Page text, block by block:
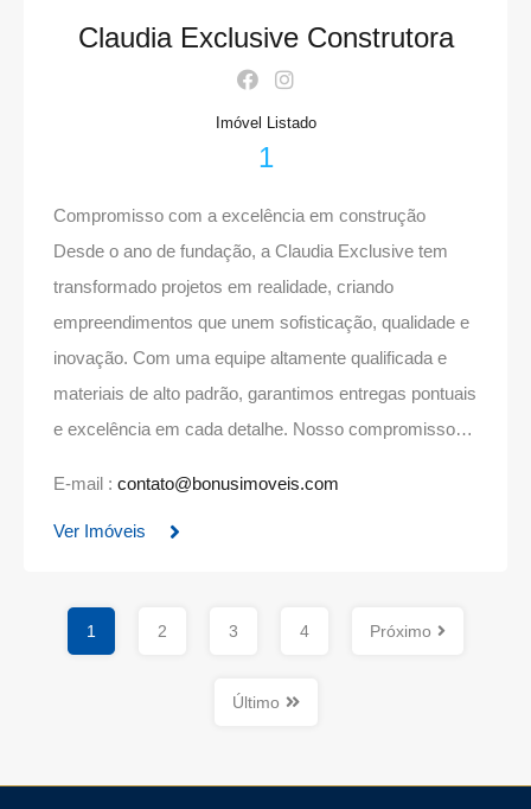
Claudia Exclusive Construtora
Imóvel Listado
1
Compromisso com a excelência em construção
Desde o ano de fundação, a Claudia Exclusive tem
transformado projetos em realidade, criando
empreendimentos que unem sofisticação, qualidade e
inovação. Com uma equipe altamente qualificada e
materiais de alto padrão, garantimos entregas pontuais
e excelência em cada detalhe. Nosso compromisso…
E-mail : contato@bonusimoveis.com
Ver Imóveis
1 2 3 4 Próximo
Último